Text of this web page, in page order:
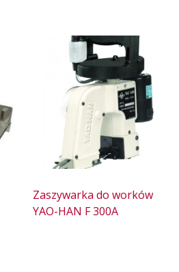
Zaszywarka do worków
YAO-HAN F 300A